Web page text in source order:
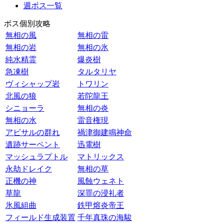
週ボス一覧
ボス個別攻略
無相の風
無相の雷
無相の岩
無相の氷
純水精霊
爆炎樹
急凍樹
タルタリヤ
ヴィシャップ岩
トワリン
北風の狼
若陀龍王
シニョーラ
無相の炎
無相の水
雷音権現
アビサルの群れ
禍津御建鳴神命
遺跡サーペント
迅電樹
マッシュラプトル
マトリックス
永劫ドレイク
無相の草
正機の神
風蝕ウェネト
草龍
深罪の浸礼者
氷風組曲
鉄甲熔炎帝王
フィールド生成装置 千年真珠の海駿